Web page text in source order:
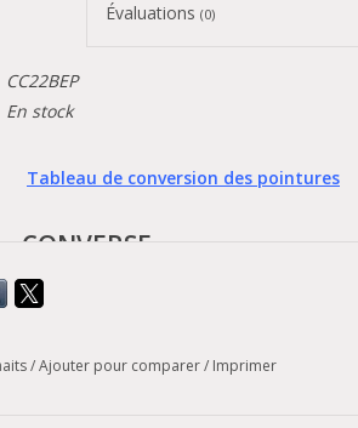
Évaluations (0)
CC22BEP
En stock
Tableau de conversion des pointures
CONVERSE
- Berkshire -
similicuir et un col en toile enduite
/Ajouter pour comparer/ Imprimer